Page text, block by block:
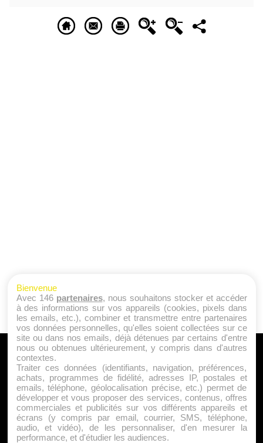
A PROPOS
Qui sommes nous ?
Mentions Légales
Publicité
Politique de Cookies
Contact
Bienvenue
Avec 146 partenaires, nous souhaitons stocker et accéder
à des informations sur vos appareils (cookies, pixels dans
les emails, etc.), combiner et transmettre entre partenaires
vos données personnelles, qu'elles soient collectées sur ce
site ou dans nos emails, déjà détenues par certains d'entre
nous ou obtenues ultérieurement, y compris dans d'autres
contextes.
Traiter ces données (identifiants, navigation, préférences,
achats, programmes de fidélité, adresses IP, postales et
emails, téléphone, géolocalisation précise, etc.) permet de
développer et vous proposer des services, contenus, offres
commerciales et publicités sur vos différents appareils et
écrans (y compris par email, courrier, SMS, téléphone,
audio, et vidéo), de les personnaliser, d'en mesurer la
performance, et d'étudier les audiences.